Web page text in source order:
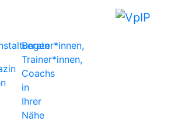
Berater*innen,
Trainer*innen,
Coachs
in
Ihrer
Nähe